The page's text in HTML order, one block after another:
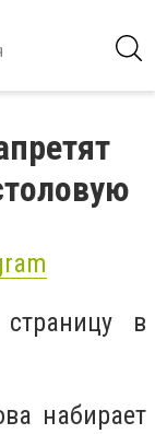
в
набирает